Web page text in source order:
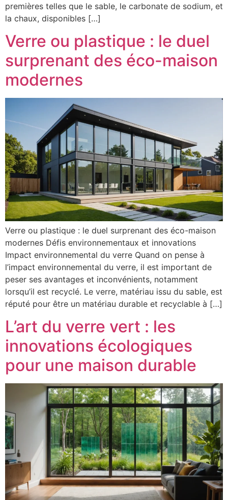
premières telles que le sable, le carbonate de sodium, et
la chaux, disponibles […]
Verre ou plastique : le duel
surprenant des éco-maison
modernes
Verre ou plastique : le duel surprenant des éco-maison
modernes Défis environnementaux et innovations
Impact environnemental du verre Quand on pense à
l’impact environnemental du verre, il est important de
peser ses avantages et inconvénients, notamment
lorsqu’il est recyclé. Le verre, matériau issu du sable, est
réputé pour être un matériau durable et recyclable à […]
L’art du verre vert : les
innovations écologiques
pour une maison durable